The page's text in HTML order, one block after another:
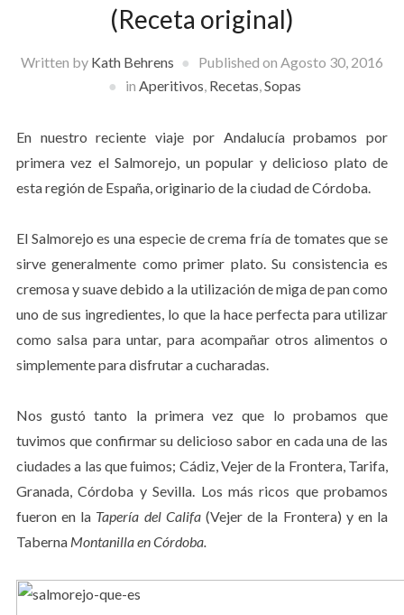
(Receta original)
Written by Kath Behrens Published on Agosto 30, 2016
in Aperitivos, Recetas,Sopas
En nuestro reciente viaje por Andalucía probamos por
primera vez el Salmorejo, un popular y delicioso plato de
esta región de España, originario de la ciudad de Córdoba.
El Salmorejo es una especie de crema fría de tomates que se
sirve generalmente como primer plato. Su consistencia es
cremosa y suave debido a la utilización de miga de pan como
uno de sus ingredientes, lo que la hace perfecta para utilizar
como salsa para untar, para acompañar otros alimentos o
simplemente para disfrutar a cucharadas.
Nos gustó tanto la primera vez que lo probamos que
tuvimos que confirmar su delicioso sabor en cada una de las
ciudades a las que fuimos; Cádiz, Vejer de la Frontera, Tarifa,
Granada, Córdoba y Sevilla. Los más ricos que probamos
fueron en la Tapería del Califa(Vejer de la Frontera) y en la
Taberna Montanilla en Córdoba.